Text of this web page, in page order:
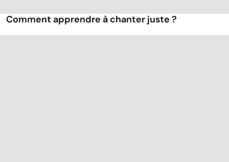
Comment apprendre à chanter juste ?